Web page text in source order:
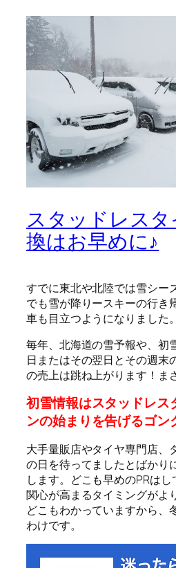
スタッドレス
換はお早めに♪
すでに東北や北陸では雪シー
でも雪が降りースキーの行き
車も目立つようになりました。
毎年、北海道の雪予報や、初
日またはその翌日とその週末
の売上は跳ね上がります！ま
初雪情報はスタッドレス
ンの始まりを告げるゴン
大手量販店やタイヤ専門店、
の日を待ってましたとばかり
します。どこも早めのPRは
関心が高まるタイミングがよ
どこもわかっていますから、
わけです。